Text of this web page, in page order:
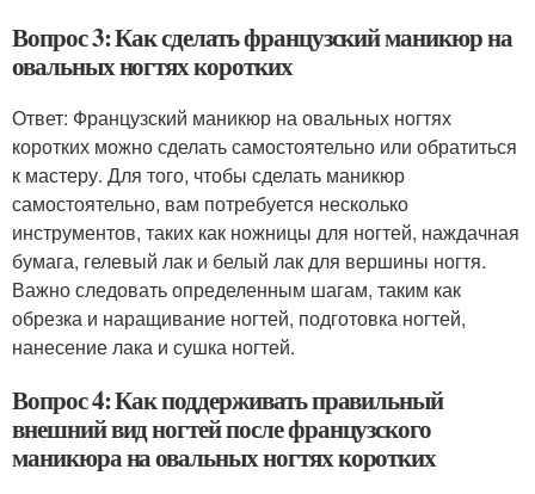
Вопрос 3: Как сделать французский маникюр на
овальных ногтях коротких
Ответ: Французский маникюр на овальных ногтях
коротких можно сделать самостоятельно или обратиться
к мастеру. Для того, чтобы сделать маникюр
самостоятельно, вам потребуется несколько
инструментов, таких как ножницы для ногтей, наждачная
бумага, гелевый лак и белый лак для вершины ногтя.
Важно следовать определенным шагам, таким как
обрезка и наращивание ногтей, подготовка ногтей,
нанесение лака и сушка ногтей.
Вопрос 4: Как поддерживать правильный
внешний вид ногтей после французского
маникюра на овальных ногтях коротких